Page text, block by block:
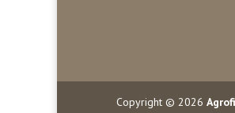
Copyright © 2026